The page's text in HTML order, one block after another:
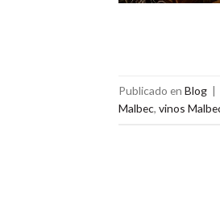
Publicado en Blog |
Malbec, vinos